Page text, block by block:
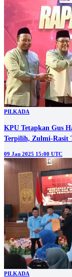
PILKADA
KPU Tetapkan Gus
Terpilih, Zulmi-Rasit
09 Jan 2025 15:00 UTC
PILKADA